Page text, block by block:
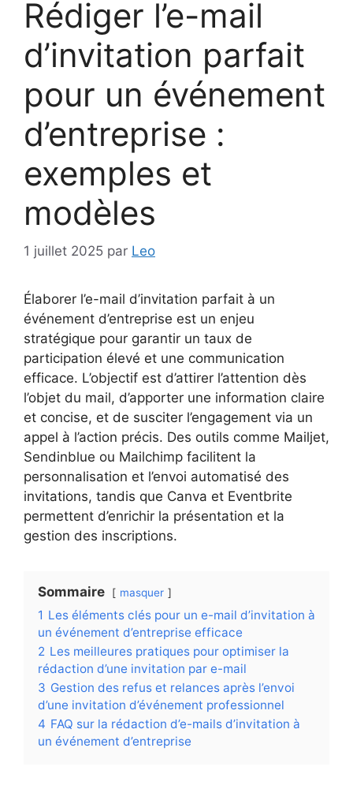
Rédiger l’e-mail
d’invitation parfait
pour un événement
d’entreprise :
exemples et
modèles
1 juillet 2025 par Leo
Élaborer l’e-mail d’invitation parfait à un
événement d’entreprise est un enjeu
stratégique pour garantir un taux de
participation élevé et une communication
efficace. L’objectif est d’attirer l’attention dès
l’objet du mail, d’apporter une information claire
et concise, et de susciter l’engagement via un
appel à l’action précis. Des outils comme Mailjet,
Sendinblue ou Mailchimp facilitent la
personnalisation et l’envoi automatisé des
invitations, tandis que Canva et Eventbrite
permettent d’enrichir la présentation et la
gestion des inscriptions.
Sommaire masquer
1 Les éléments clés pour un e-mail d’invitation à
un événement d’entreprise efficace
2 Les meilleures pratiques pour optimiser la
rédaction d’une invitation par e-mail
3 Gestion des refus et relances après l’envoi
d’une invitation d’événement professionnel
4 FAQ sur la rédaction d’e-mails d’invitation à
un événement d’entreprise